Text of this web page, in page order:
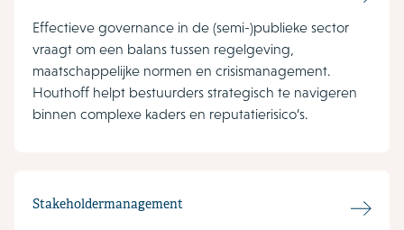
Effectieve governance in de (semi-)publieke sector
vraagt om een balans tussen regelgeving,
maatschappelijke normen en crisismanagement.
Houthoff helpt bestuurders strategisch te navigeren
binnen complexe kaders en reputatierisico’s.
Stakeholdermanagement